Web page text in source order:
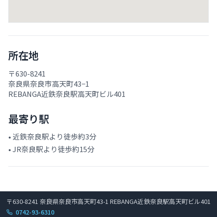
所在地
〒630-8241
奈良県奈良市高天町43−1
REBANGA近鉄奈良駅高天町ビル401
最寄り駅
• 近鉄奈良駅より徒歩約3分
• JR奈良駅より徒歩約15分
〒630-8241 奈良県奈良市高天町43-1 REBANGA近鉄奈良駅高天町ビル401
0742-93-6310